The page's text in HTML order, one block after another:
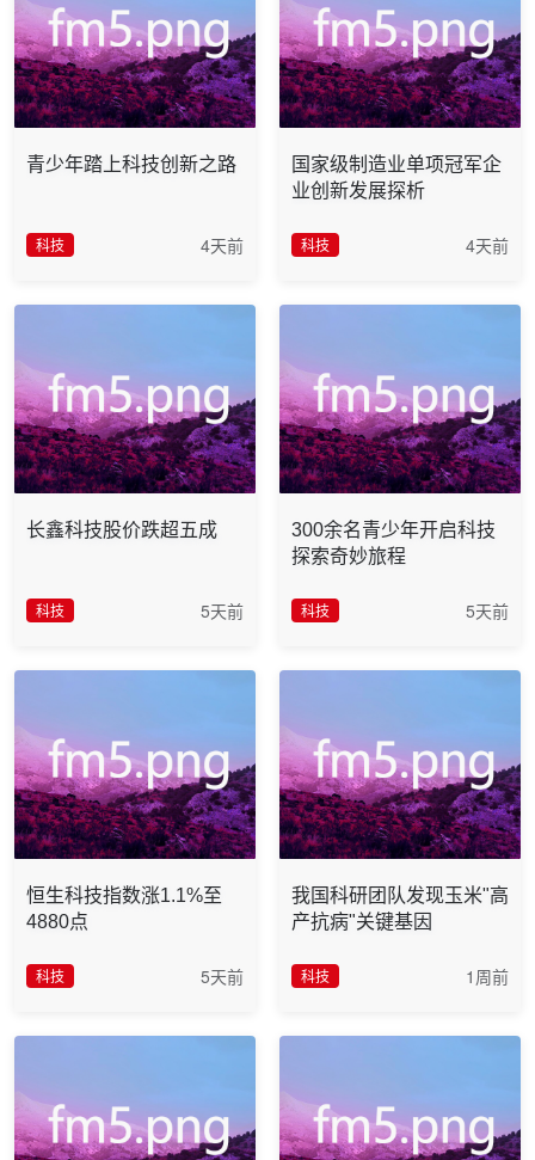
青少年踏上科技创新之路
科技 4天前
国家级制造业单项冠军企
业创新发展探析
科技 4天前
长鑫科技股价跌超五成
科技 5天前
300余名青少年开启科技
探索奇妙旅程
科技 5天前
恒生科技指数涨1.1%至
4880点
科技 5天前
我国科研团队发现玉米"高
产抗病"关键基因
科技 1周前